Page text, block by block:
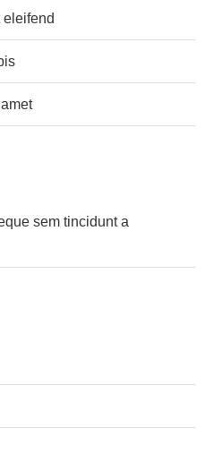
sem tincidunt a